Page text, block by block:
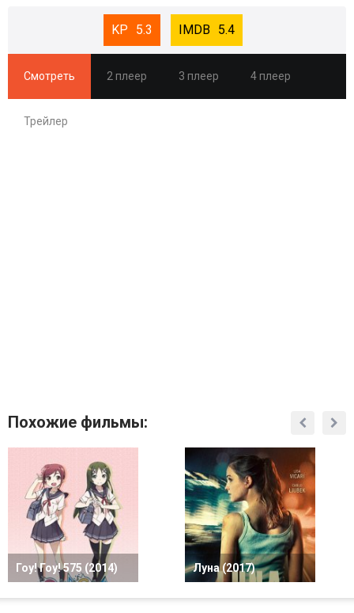
5.3 5.4
Смотреть 2 плеер 3 плеер 4 плеер
Трейлер
Похожие фильмы:
Гоу! Гоу! 575 (2014) Луна (2017)